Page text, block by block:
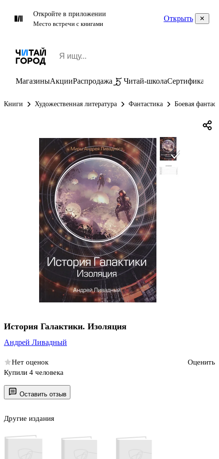
Откройте в приложении
Место встречи с книгами
Открыть
МагазиныАкцииРаспродажа Читай-школаСертификаты
Книги Художественная литература Фантастика Боевая
Оставить отзыв
Другие издания
История Галактики. Изоляция
Андрей Ливадный
Нет оценок
Оценить
Купили 4 человека